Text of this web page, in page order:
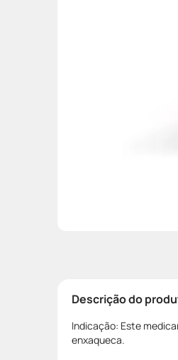
Descrição do
Indicação: Este
enxaqueca.